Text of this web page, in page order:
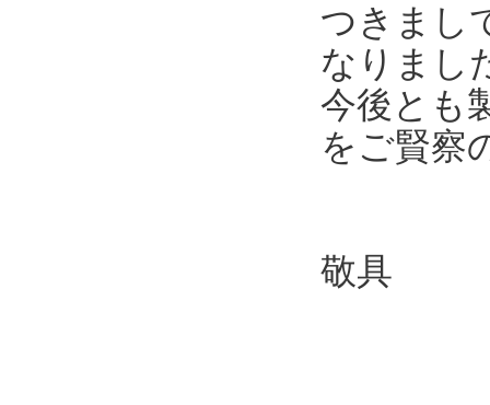
つきまし
なりまし
今後とも
をご賢察
敬具